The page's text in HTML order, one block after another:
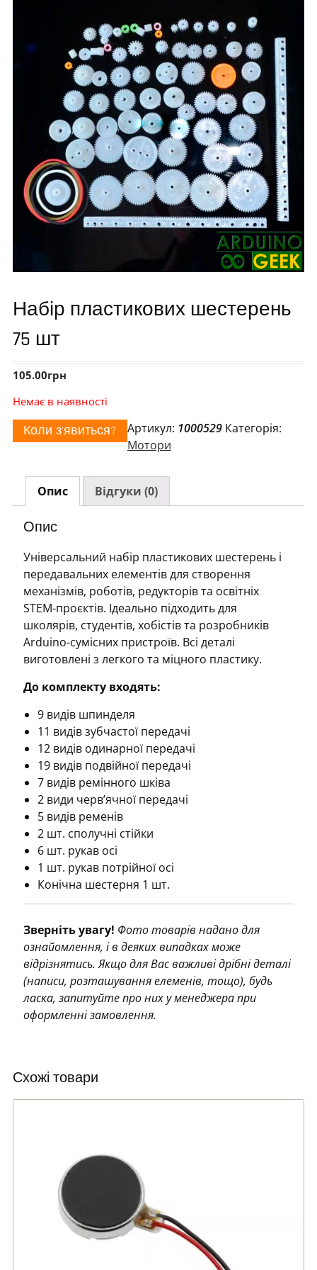
Набір пластикових шестерень
75 шт
105.00грн
Немає в наявності
Коли з'явиться? Артикул: 1000529 Категорія:
Мотори
Опис Відгуки (0)
Опис
Універсальний набір пластикових шестерень і
передавальних елементів для створення
механізмів, роботів, редукторів та освітніх
STEM-проєктів. Ідеально підходить для
школярів, студентів, хобістів та розробників
Arduino-сумісних пристроїв. Всі деталі
виготовлені з легкого та міцного пластику.
До комплекту входять:
9 видів шпинделя
11 видів зубчастої передачі
12 видів одинарної передачі
19 видів подвійної передачі
7 видів ремінного шківа
2 види черв’ячної передачі
5 видів ременів
2 шт. сполучні стійки
6 шт. рукав осі
1 шт. рукав потрійної осі
Конічна шестерня 1 шт.
Зверніть увагу! Фото товарів надано для
ознайомлення, і в деяких випадках може
відрізнятись. Якщо для Вас важливі дрібні деталі
(написи, розташування елеменів, тощо), будь
ласка, запитуйте про них у менеджера при
оформленні замовлення.
Схожі товари